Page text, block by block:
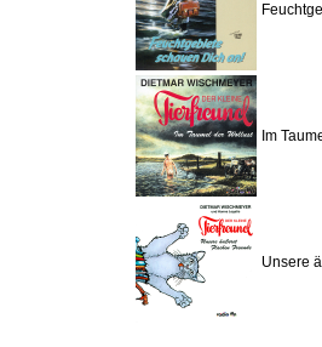
Im
Unsere